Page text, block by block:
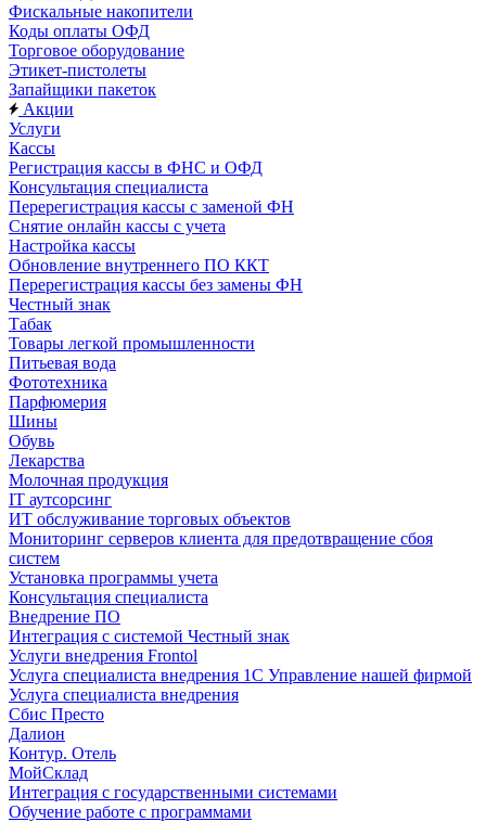
Фискальные накопители
Коды оплаты ОФД
Торговое оборудование
Этикет-пистолеты
Запайщики пакеток
Акции
Услуги
Кассы
Регистрация кассы в ФНС и ОФД
Консультация специалиста
Перерегистрация кассы с заменой ФН
Снятие онлайн кассы с учета
Настройка кассы
Обновление внутреннего ПО ККТ
Перерегистрация кассы без замены ФН
Честный знак
Табак
Товары легкой промышленности
Питьевая вода
Фототехника
Парфюмерия
Шины
Обувь
Лекарства
Молочная продукция
IT аутсорсинг
ИТ обслуживание торговых объектов
Мониторинг серверов клиента для предотвращение сбоя
систем
Установка программы учета
Консультация специалиста
Внедрение ПО
Интеграция с системой Честный знак
Услуги внедрения Frontol
Услуга специалиста внедрения 1С Управление нашей фирмой
Услуга специалиста внедрения
Сбис Престо
Далион
Контур. Отель
МойСклад
Интеграция с государственными системами
Обучение работе с программами